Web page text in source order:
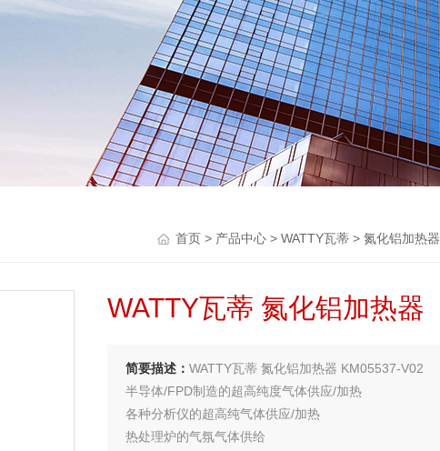
首页 > 产品中心 > WATTY瓦蒂 > 氮化铝加热器
WATTY瓦蒂 氮化铝加热器
简要描述： WATTY瓦蒂 氮化铝加热器 KM05537-V02
半导体/FPD制造的超高纯度气体供应/加热
各种分析仪的超高纯气体供应/加热
热处理炉的气氛气体供给